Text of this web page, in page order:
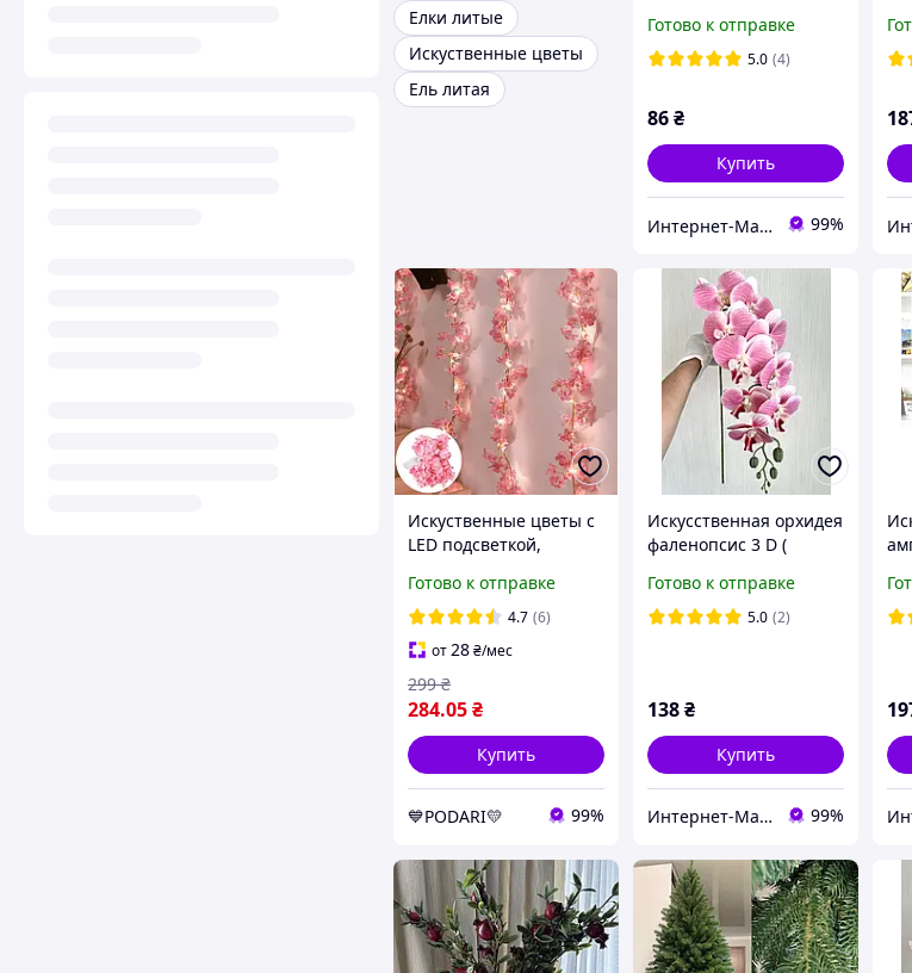
Елки литые
Искуственные цветы
Ель литая
Готово к отправке
5.0 (4)
86₴
Купить
Интернет-Магазин искусственных цветов Kvitochky 99%
97
Искуственные цветы с
LED подсветкой,
листья сакуры 2м на
батарейках, розовая
Готово к отправке
4.7 (6)
от 28₴/мес
284.05₴
299 ₴
Купить
💙PODARI💛 99%
Искусственная орхидея
фаленопсис 3 D (
Готово к отправке
5.0 (2)
138₴
Купить
Интернет-Магазин искусственных цветов Kvitochky 99%